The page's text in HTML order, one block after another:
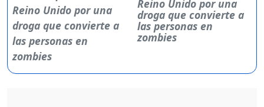
Reino Unido por una
droga que convierte a
las personas en
zombies